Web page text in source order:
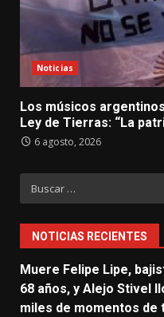
Noticias
Los músicos
Ley de Tierras: “La
6 agosto, 2026
Buscar:
NOTICIAS RECIENTES
Muere Felipe Lipe,
68 años, y Alejo Stivel
miles de momentos de